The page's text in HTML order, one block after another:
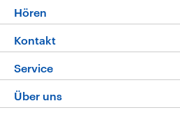
Programm
Die Nachrichten
Nachrichtenleicht
Neue Beiträge auf dlf.de
Hören
Livestream
Podcasts
Deutschlandfunk App
Kontakt
Hörerservice
Service
FAQ
Über uns